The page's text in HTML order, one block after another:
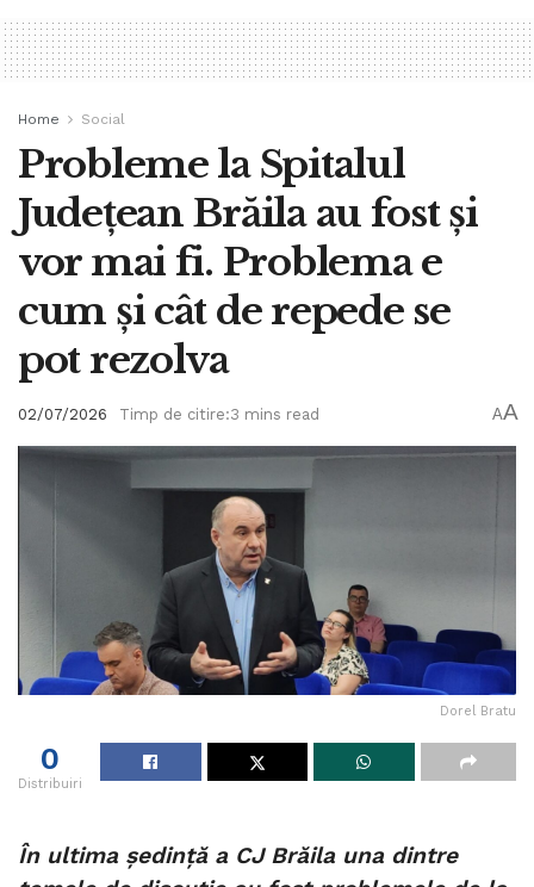
Home Social
Probleme la Spitalul
Județean Brăila au fost și
vor mai fi. Problema e
cum și cât de repede se
pot rezolva
02/07/2026 Timp de citire:3 mins read AA
Dorel Bratu
0
Distribuiri
În ultima ședință a CJ Brăila una dintre